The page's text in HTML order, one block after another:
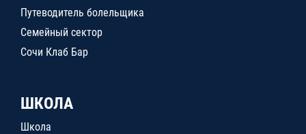
Путеводитель болельщика
Семейный сектор
Сочи Клаб Бар
ШКОЛА
Школа